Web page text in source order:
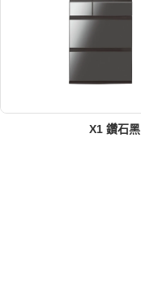
X1 鑽石黑